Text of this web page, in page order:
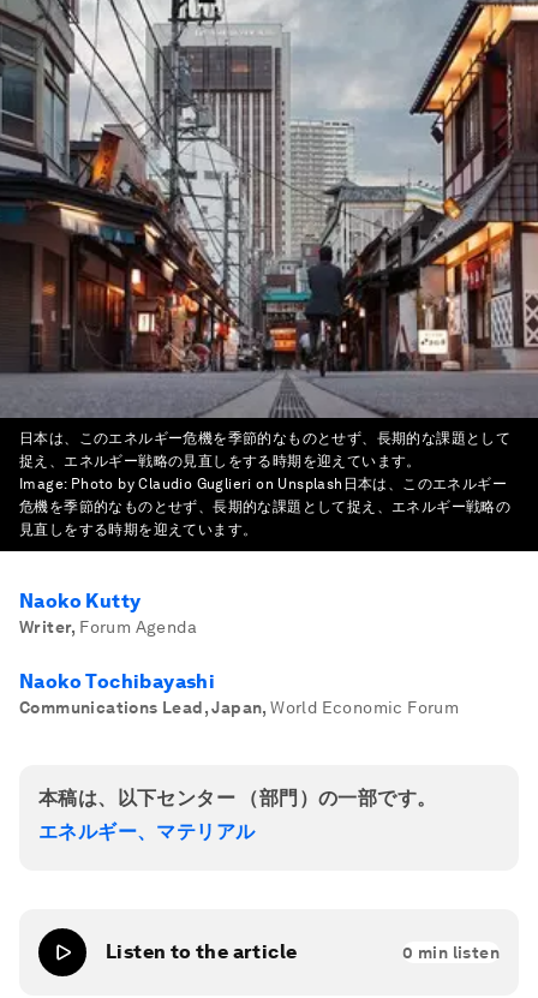
日本は、このエネルギー危機を季節的なものとせず、長期的な課題として
捉え、エネルギー戦略の見直しをする時期を迎えています。
Image: Photo by Claudio Guglieri on Unsplash日本は、このエネルギー
危機を季節的なものとせず、長期的な課題として捉え、エネルギー戦略の
見直しをする時期を迎えています。
Naoko Kutty
Writer, Forum Agenda
Naoko Tochibayashi
Communications Lead, Japan, World Economic Forum
本稿は、以下センター （部門）の一部です。
エネルギー、マテリアル
Listen to the article 0 min listen